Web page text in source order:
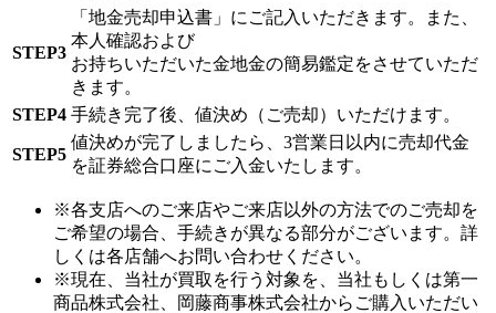
STEP3
「地金売却申込書」にご記入いただきます。また、
本人確認および
お持ちいただいた金地金の簡易鑑定をさせていただ
きます。
STEP4 手続き完了後、値決め（ご売却）いただけます。
STEP5
値決めが完了しましたら、3営業日以内に売却代金
を証券総合口座にご入金いたします。
※各支店へのご来店やご来店以外の方法でのご売却を
ご希望の場合、手続きが異なる部分がございます。詳
しくは各店舗へお問い合わせください。
※現在、当社が買取を行う対象を、当社もしくは第一
商品株式会社、岡藤商事株式会社からご購入いただい